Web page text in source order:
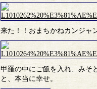
来た！！おまちかねカンジャ
甲羅の中にご飯を入れ、みそ
と、本当に幸せ。